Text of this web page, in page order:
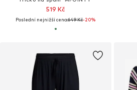
519 Kč
Poslední nejnižší cena:649 Kč-20%